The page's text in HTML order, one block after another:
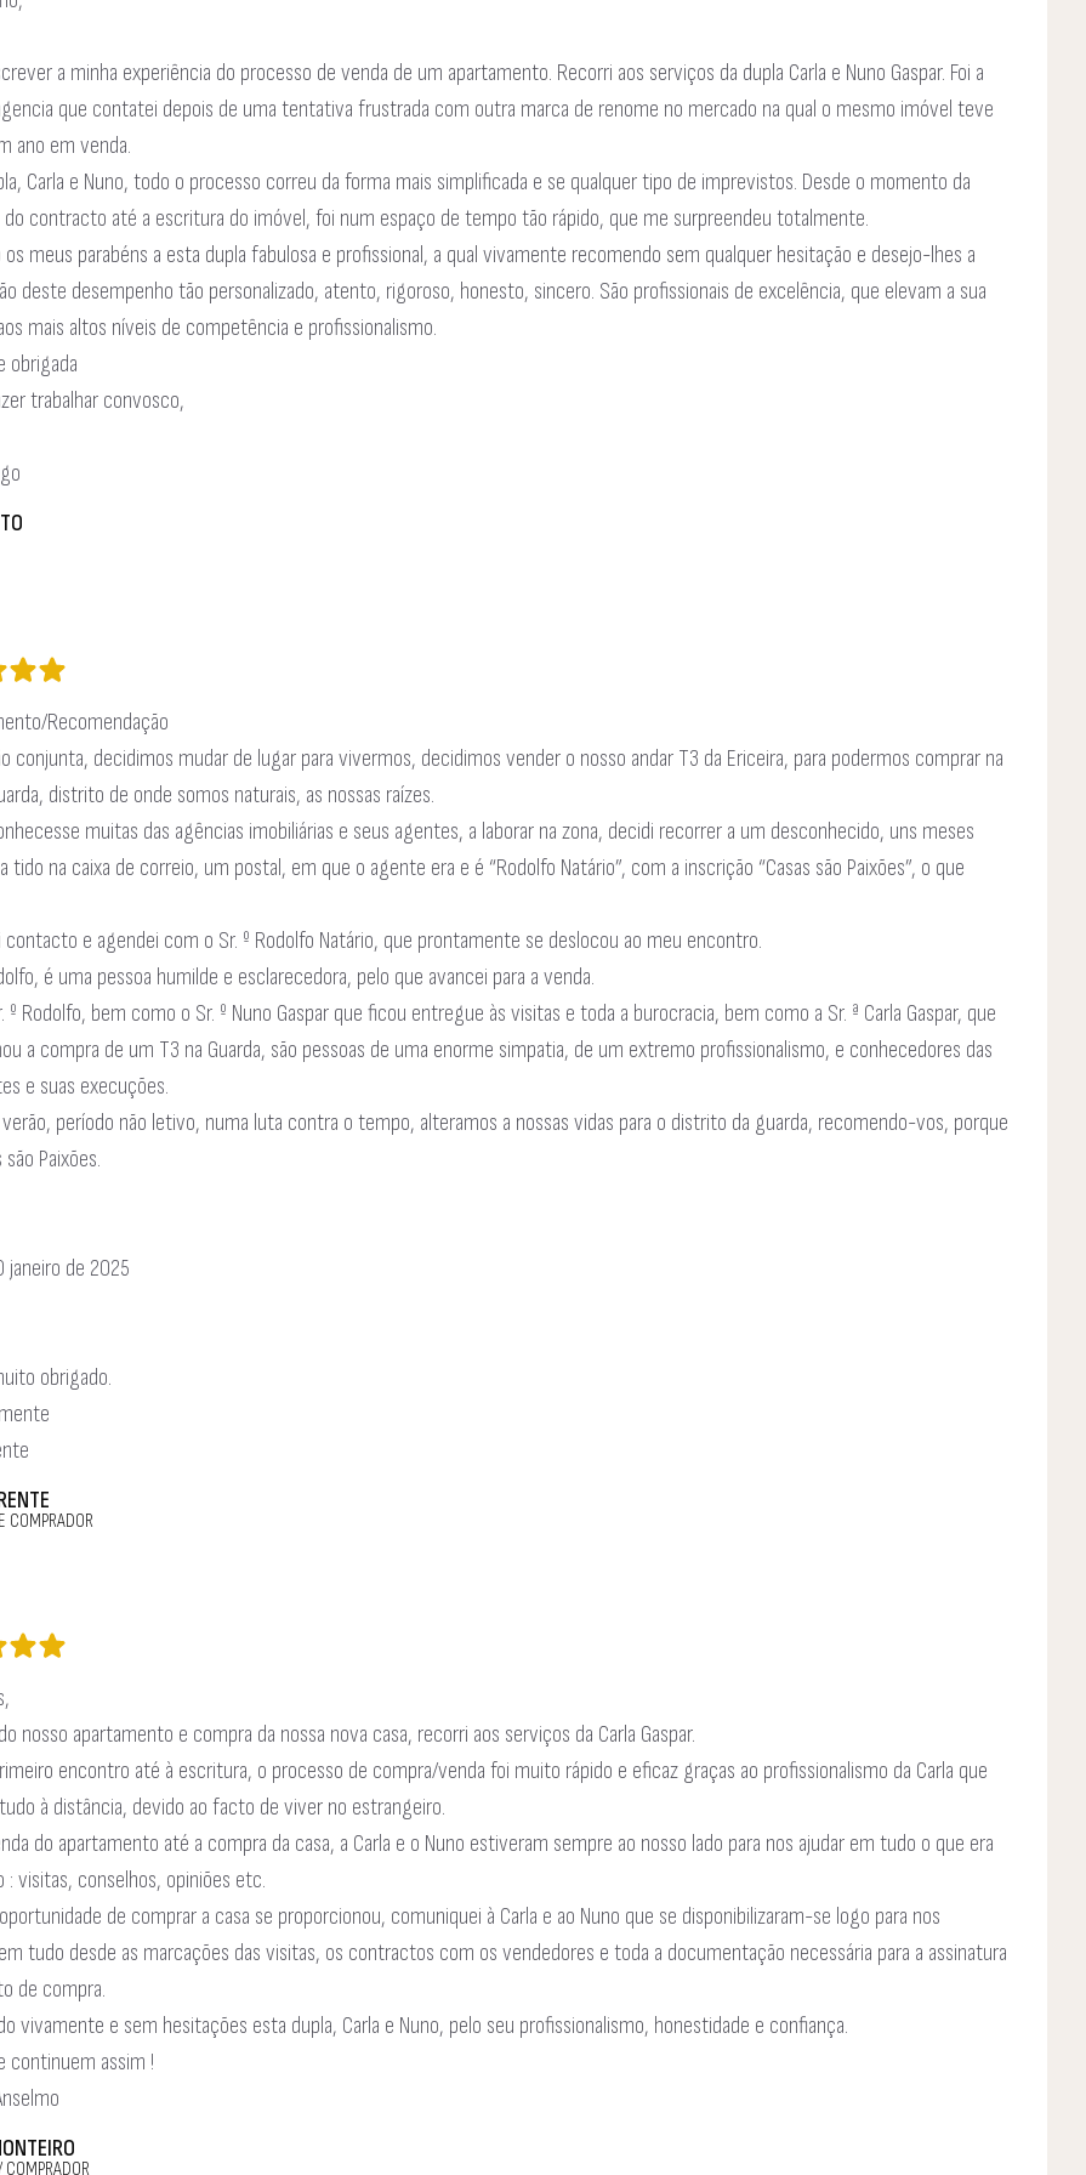
a minha experiência do processo de venda de um apartamento. Recorri aos serviços da dupla Carla e Nuno Gaspar. Foi a
que contatei depois de uma tentativa frustrada com outra marca de renome no mercado na qual o mesmo imóvel teve
ano em venda.
Carla e Nuno, todo o processo correu da forma mais simplificada e se qualquer tipo de imprevistos. Desde o momento da
do contracto até a escritura do imóvel, foi num espaço de tempo tão rápido, que me surpreendeu totalmente.
meus parabéns a esta dupla fabulosa e profissional, a qual vivamente recomendo sem qualquer hesitação e desejo-lhes a
deste desempenho tão personalizado, atento, rigoroso, honesto, sincero. São profissionais de excelência, que elevam a sua
mais altos níveis de competência e profissionalismo.
obrigada
trabalhar convosco,
Recomendação
conjunta, decidimos mudar de lugar para vivermos, decidimos vender o nosso andar T3 da Ericeira, para podermos comprar na
distrito de onde somos naturais, as nossas raízes.
muitas das agências imobiliárias e seus agentes, a laborar na zona, decidi recorrer a um desconhecido, uns meses
tido na caixa de correio, um postal, em que o agente era e é “Rodolfo Natário”, com a inscrição “Casas são Paixões”, o que
contacto e agendei com o Sr. º Rodolfo Natário, que prontamente se deslocou ao meu encontro.
é uma pessoa humilde e esclarecedora, pelo que avancei para a venda.
º Rodolfo, bem como o Sr. º Nuno Gaspar que ficou entregue às visitas e toda a burocracia, bem como a Sr. ª Carla Gaspar, que
a compra de um T3 na Guarda, são pessoas de uma enorme simpatia, de um extremo profissionalismo, e conhecedores das
e suas execuções.
período não letivo, numa luta contra o tempo, alteramos a nossas vidas para o distrito da guarda, recomendo-vos, porque
Paixões.
janeiro de 2025
obrigado.
COMPRADOR
nosso apartamento e compra da nossa nova casa, recorri aos serviços da Carla Gaspar.
encontro até à escritura, o processo de compra/venda foi muito rápido e eficaz graças ao profissionalismo da Carla que
à distância, devido ao facto de viver no estrangeiro.
do apartamento até a compra da casa, a Carla e o Nuno estiveram sempre ao nosso lado para nos ajudar em tudo o que era
: visitas, conselhos, opiniões etc.
de comprar a casa se proporcionou, comuniquei à Carla e ao Nuno que se disponibilizaram-se logo para nos
tudo desde as marcações das visitas, os contractos com os vendedores e toda a documentação necessária para a assinatura
de compra.
vivamente e sem hesitações esta dupla, Carla e Nuno, pelo seu profissionalismo, honestidade e confiança.
continuem assim !